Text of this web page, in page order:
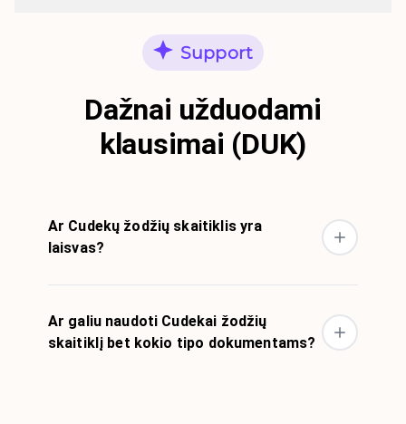
Support
Dažnai užduodami
klausimai (DUK)
Ar Cudekų žodžių skaitiklis yra
laisvas?
Ar galiu naudoti Cudekai žodžių
skaitiklį bet kokio tipo dokumentams?